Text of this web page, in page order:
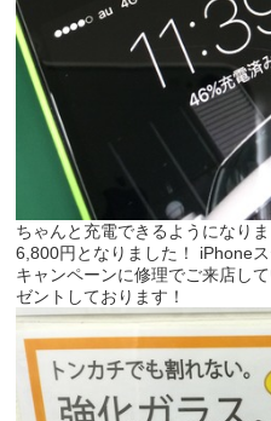
ちゃんと充電できるようになり
6,800円となりました！ iPhone
キャンペーンに修理でご来店し
ゼントしております！